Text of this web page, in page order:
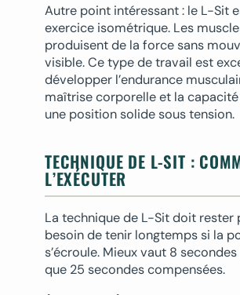
Autre point intéressant : le L-Sit
exercice isométrique. Les
produisent de la force sans
visible. Ce type de travail est
développer l’endurance
maîtrise corporelle et la
une position solide sous tension.
TECHNIQUE DE L-SIT :
L’EXÉCUTER
La technique de L-Sit doit rester
besoin de tenir longtemps si la
s’écroule. Mieux vaut 8
que 25 secondes compensées.